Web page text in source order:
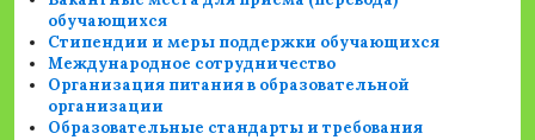
обучающихся
Стипендии и меры поддержки обучающихся
Международное сотрудничество
Организация питания в образовательной
организации
Образовательные стандарты и требования